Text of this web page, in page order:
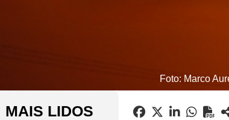
Foto: Marco
MAIS LIDOS